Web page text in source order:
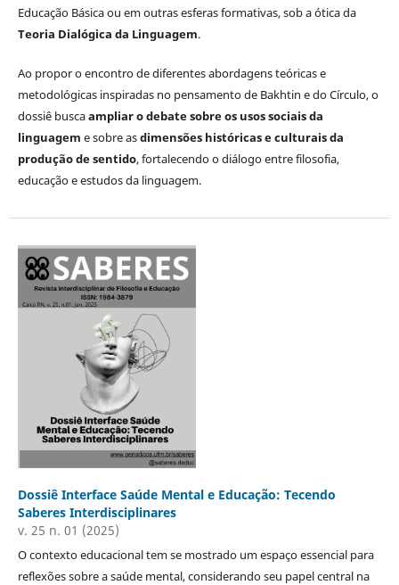
Educação Básica ou em outras esferas formativas, sob a ótica da
Teoria Dialógica da Linguagem.
Ao propor o encontro de diferentes abordagens teóricas e
metodológicas inspiradas no pensamento de Bakhtin e do Círculo, o
dossiê buscaampliar o debate sobre os usos sociais da
linguagem e sobre asdimensões históricas e culturais da
produção de sentido, fortalecendo o diálogo entre filosofia,
educação e estudos da linguagem.
Dossiê Interface Saúde Mental e Educação: Tecendo
Saberes Interdisciplinares
v. 25 n. 01 (2025)
O contexto educacional tem se mostrado um espaço essencial para
reflexões sobre a saúde mental, considerando seu papel central na